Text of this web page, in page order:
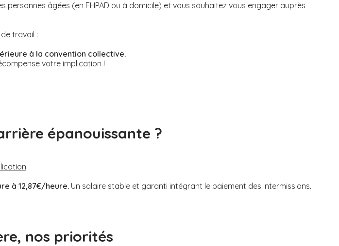
âgées (en EHPAD ou à domicile) et vous souhaitez vous engager auprès
travail :
à la convention collective.
votre implication !
épanouissante ?
à 12,87€/heure.Un salaire stable et garanti intégrant le paiement des intermissions.
nos priorités